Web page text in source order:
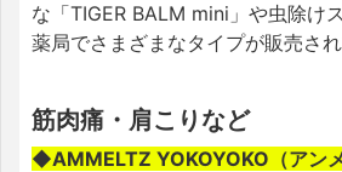
な「TIGER BALM mini」や虫除け
薬局でさまざまなタイプが販売され
筋肉痛・肩こりなど
◆AMMELTZ YOKOYOKO（アンメ